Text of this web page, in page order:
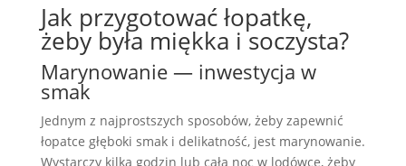
Jak przygotować łopatkę,
żeby była miękka i soczysta?
Marynowanie — inwestycja w
smak
Jednym z najprostszych sposobów, żeby zapewnić
łopatce głęboki smak i delikatność, jest marynowanie.
Wystarczy kilka godzin lub cała noc w lodówce, żeby